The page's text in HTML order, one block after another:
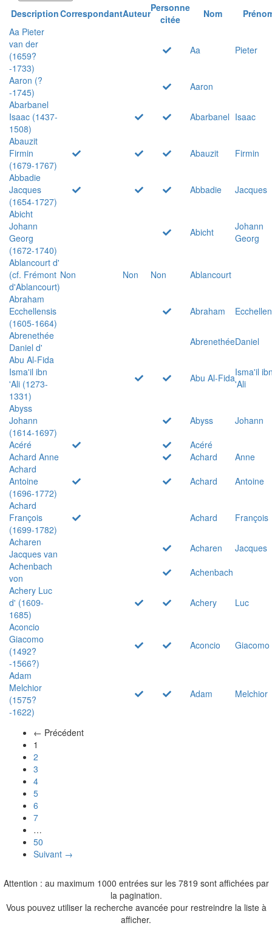
DescriptionCorrespondantAuteurPersonne
citée
Nom
Aa Pieter
van der
(1659?
-1733)
Aa Pieter
Aaron (?
-1745)
Aaron
Abarbanel
Isaac (1437-
1508)
Abarbanel Isaac
Abauzit
Firmin
(1679-1767)
Abauzit
Firmin
Abbadie
Jacques
(1654-1727)
Abbadie
Jacques
Abicht
Johann
Georg
(1672-1740)
Abicht
Johann
Georg
Ablancourt d'
(cf. Frémont
d'Ablancourt)
Non Non Non
Ablancourt
Abraham
Ecchellensis
(1605-1664)
Abraham
Abrenethée
Daniel d'
AbrenethéeDaniel
Abu Al-Fida
Isma'il ibn
'Ali (1273-
1331)
Abu Al-FidaIsma'il
'Ali
Abyss
Johann
(1614-1697)
Abyss
Johann
Acéré
Acéré
Achard Anne
Achard
Anne
Achard
Antoine
(1696-1772)
Achard
Antoine
Achard
François
(1699-1782)
Achard
François
Acharen
Jacques van
Acharen
Jacques
Achenbach
von
Achenbach
Achery Luc
d' (1609-
1685)
Achery
Luc
Aconcio
Giacomo
(1492?
-1566?)
Aconcio Giacomo
Adam
Melchior
(1575?
-1622)
Adam Melchior
← Précédent
1
2
3
4
5
6
7
…
50
Suivant →
Attention : au maximum 1000 entrées sur les 7819 sont affichées par
la pagination.
Vous pouvez utiliser la recherche avancée pour restreindre la liste à
afficher.